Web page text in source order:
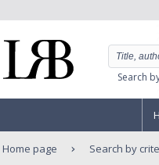
Search
Home page Search by